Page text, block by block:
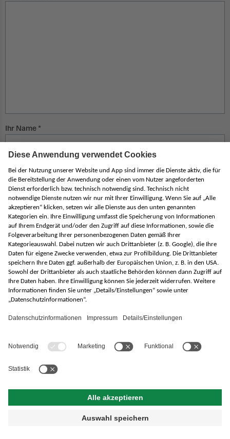
Ihr Name
Ihre PLZ
Ihre E-Mail
Ihre Kundennummer
Ich stimme denAGBzu und habe dieDatenschutzerklärung
gelesen.
Fermenter
Services und Wartung